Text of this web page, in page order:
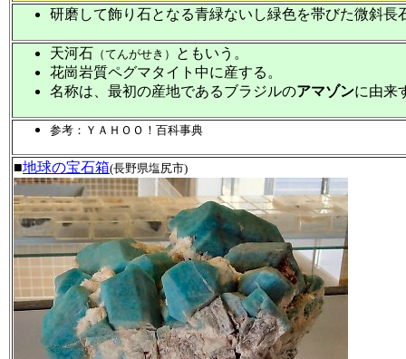
研磨して飾り石となる青緑ないし緑色を帯びた微斜長
天河石 （てんがせき）
ともいう。
花崗岩質ペグマタイト中に産する。
名称は、最初の産地であるブラジルのアマゾンに由来
参考：ＹＡＨＯＯ！百科事典
■地球の宝石箱(長野県塩尻市)